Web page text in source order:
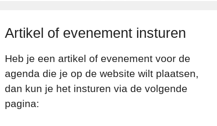
Artikel of evenement insturen
Heb je een artikel of evenement voor de
agenda die je op de website wilt plaatsen,
dan kun je het insturen via de volgende
pagina: